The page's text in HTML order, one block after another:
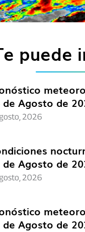
puede
de Agosto de
2026
de Agosto de
2026
de Agosto de